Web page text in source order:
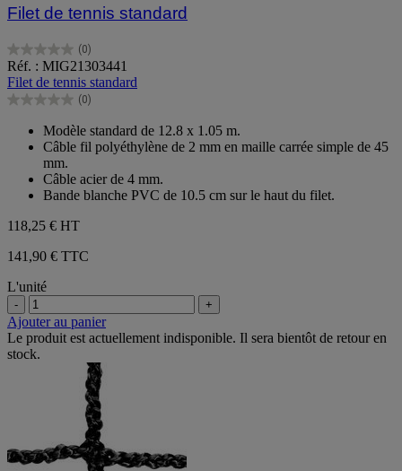
Filet de tennis standard
(0)
0.0
sur
5
étoiles.
Réf. : MIG21303441
Filet de tennis standard
(0)
0.0
étoiles.
Modèle standard de 12.8 x 1.05 m.
Câble fil polyéthylène de 2 mm en maille carrée simple de 45
mm.
Câble acier de 4 mm.
Bande blanche PVC de 10.5 cm sur le haut du filet.
118,25 € HT
141,90 € TTC
L'unité
- +
Ajouter au panier
Le produit est actuellement indisponible. Il sera bientôt de retour en
stock.